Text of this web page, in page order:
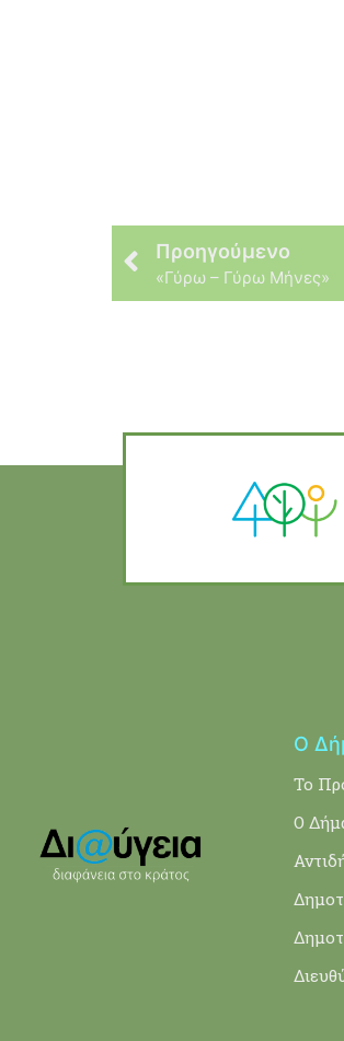
Προηγούμενο
«Γύρω – Γύρω Μήνες»
Ο
Το
Ο